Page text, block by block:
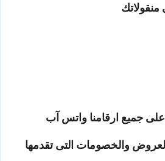
منقولاتك
جميع ارقامنا واتس آب
والخصومات التى تقدمها